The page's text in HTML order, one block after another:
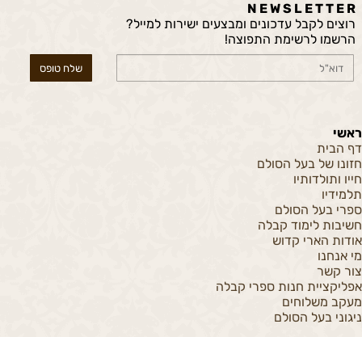
N E W S L E T T E R
רוצים לקבל עדכונים ומבצעים ישירות למייל?
הרשמו לרשימת התפוצה!
ראשי
דף הבית
חזונו של בעל הסולם
חייו ותולדותיו
תלמידיו
ספרי בעל הסולם
חשיבות לימוד קבלה
אודות הארי קדוש
מי אנחנו
צור קשר
אפליקציית חנות ספרי קבלה
מעקב משלוחים
ניגוני בעל הסולם